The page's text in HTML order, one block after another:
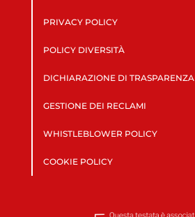
PRIVACY POLICY
POLICY DIVERSITÀ
DICHIARAZIONE DI TRASPARENZA
GESTIONE DEI RECLAMI
WHISTLEBLOWER POLICY
COOKIE POLICY